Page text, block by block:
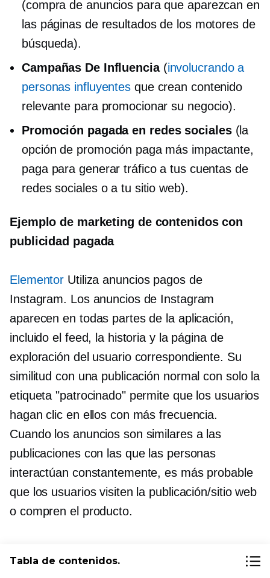
(compra de anuncios para que aparezcan en
las páginas de resultados de los motores de
búsqueda).
Campañas De Influencia(involucrando a
personas influyentes que crean contenido
relevante para promocionar su negocio).
Promoción pagada en redes sociales(la
opción de promoción paga más impactante,
paga para generar tráfico a tus cuentas de
redes sociales o a tu sitio web).
Ejemplo de marketing de contenidos con
publicidad pagada
Elementor Utiliza anuncios pagos de
Instagram. Los anuncios de Instagram
aparecen en todas partes de la aplicación,
incluido el feed, la historia y la página de
exploración del usuario correspondiente. Su
similitud con una publicación normal con solo la
etiqueta "patrocinado" permite que los usuarios
hagan clic en ellos con más frecuencia.
Cuando los anuncios son similares a las
publicaciones con las que las personas
interactúan constantemente, es más probable
que los usuarios visiten la publicación/sitio web
o compren el producto.
Marketing de contenidos de
Tabla de contenidos.